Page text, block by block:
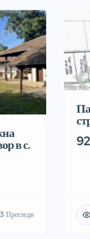
в с.
Прегледи